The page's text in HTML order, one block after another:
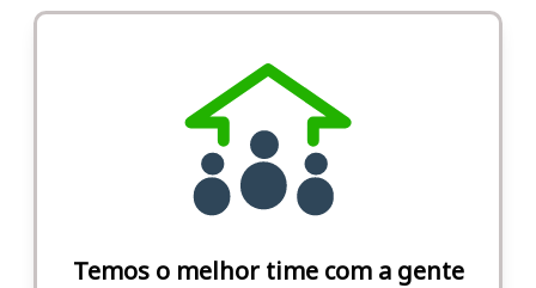
Temos o melhor time com a gente